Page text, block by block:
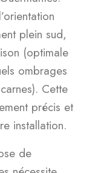
plein sud,
(optimale
ombrages
Cette
précis et
installation.
de